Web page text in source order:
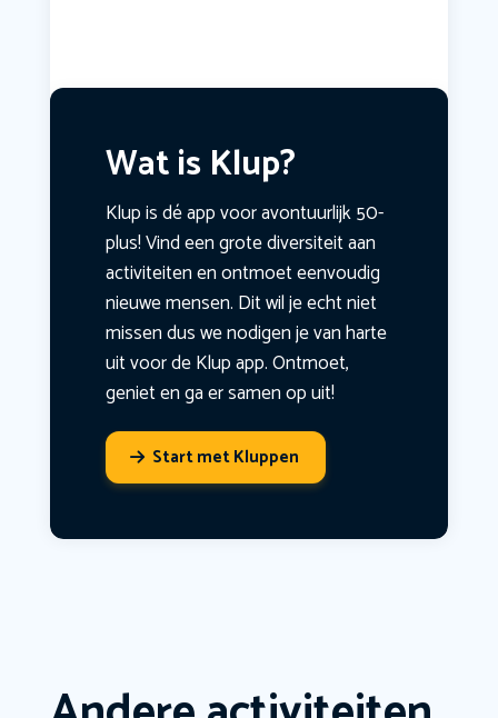
Wat is Klup?
Klup is dé app voor avontuurlijk 50-
plus! Vind een grote diversiteit aan
activiteiten en ontmoet eenvoudig
nieuwe mensen. Dit wil je echt niet
missen dus we nodigen je van harte
uit voor de Klup app. Ontmoet,
geniet en ga er samen op uit!
Start met Kluppen